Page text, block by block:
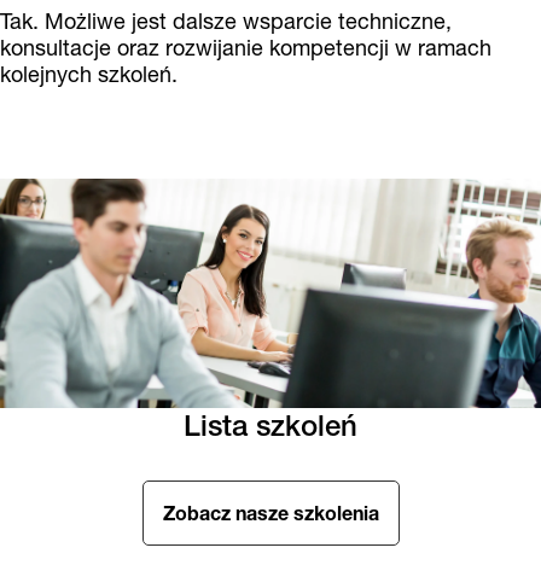
Tak. Możliwe jest dalsze wsparcie techniczne,
konsultacje oraz rozwijanie kompetencji w ramach
kolejnych szkoleń.
Lista szkoleń
Zobacz nasze szkolenia